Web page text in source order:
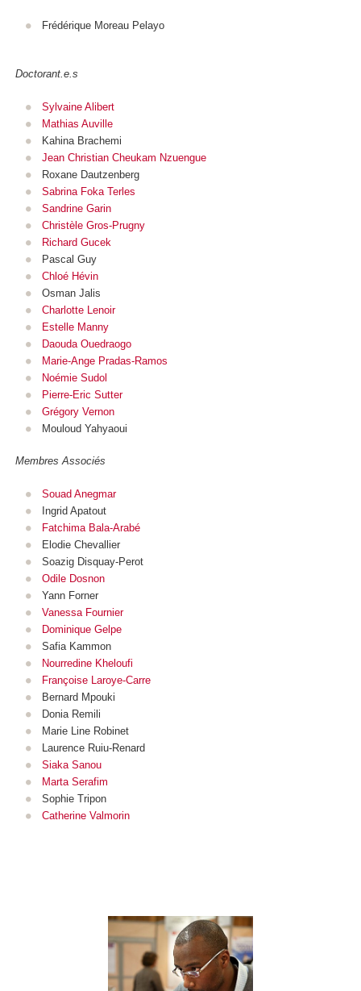
Frédérique Moreau Pelayo
Doctorant.e.s
Sylvaine Alibert
Mathias Auville
Kahina Brachemi
Jean Christian Cheukam Nzuengue
Roxane Dautzenberg
Sabrina Foka Terles
Sandrine Garin
Christèle Gros-Prugny
Richard Gucek
Pascal Guy
Chloé Hévin
Osman Jalis
Charlotte Lenoir
Estelle Manny
Daouda Ouedraogo
Marie-Ange Pradas-Ramos
Noémie Sudol
Pierre-Eric Sutter
Grégory Vernon
Mouloud Yahyaoui
Membres Associés
Souad Anegmar
Ingrid Apatout
Fatchima Bala-Arabé
Elodie Chevallier
Soazig Disquay-Perot
Odile Dosnon
Yann Forner
Vanessa Fournier
Dominique Gelpe
Safia Kammon
Nourredine Kheloufi
Françoise Laroye-Carre
Bernard Mpouki
Donia Remili
Marie Line Robinet
Laurence Ruiu-Renard
Siaka Sanou
Marta Serafim
Sophie Tripon
Catherine Valmorin